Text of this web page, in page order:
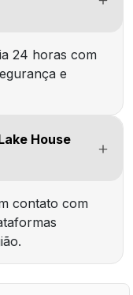
24 horas com
e
House
contato com